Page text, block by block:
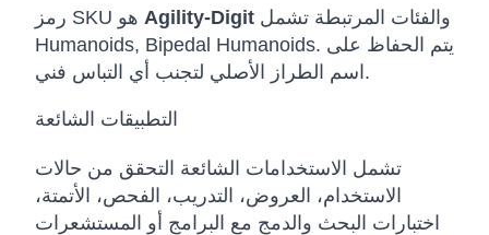
Agility-Digit
Humanoids, Bipedal Humanoids. يتم الحفاظ على
اسم الطراز الأصلي لتجنب أي التباس فني.
التطبيقات الشائعة
تشمل الاستخدامات الشائعة التحقق من حالات
الاستخدام، العروض، التدريب، الفحص، الأتمتة،
اختبارات البحث والدمج مع البرامج أو المستشعرات